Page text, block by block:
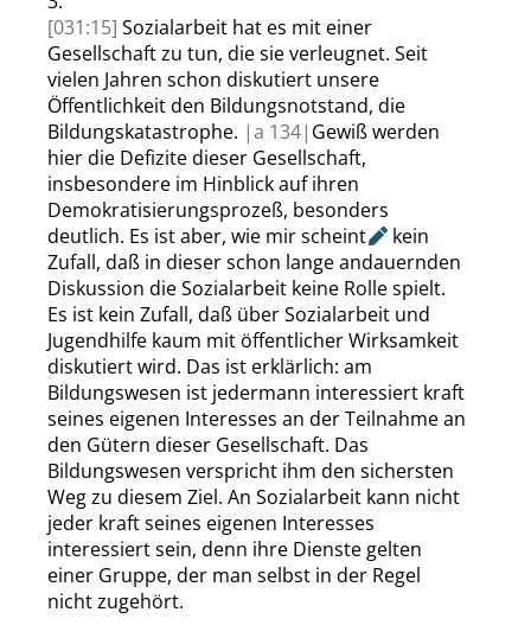
[031:15] Sozialarbeit hat es mit einer
Gesellschaft zu tun, die sie verleugnet. Seit
vielen Jahren schon diskutiert unsere
Öffentlichkeit den Bildungsnotstand, die
Bildungskatastrophe. |a 134| Gewiß werden
hier die Defizite dieser Gesellschaft,
insbesondere im Hinblick auf ihren
Demokratisierungsprozeß, besonders
deutlich. Es ist aber, wie mirscheint
kein
Zufall, daß in dieser schon lange andauernden
Diskussion die Sozialarbeit keine Rolle spielt.
Es ist kein Zufall, daß über Sozialarbeit und
Jugendhilfe kaum mit öffentlicher Wirksamkeit
diskutiert wird. Das ist erklärlich: am
Bildungswesen ist jedermann interessiert kraft
seines eigenen Interesses an der Teilnahme an
den Gütern dieser Gesellschaft. Das
Bildungswesen verspricht ihm den sichersten
Weg zu diesem Ziel. An Sozialarbeit kann nicht
jeder kraft seines eigenen Interesses
interessiert sein, denn ihre Dienste gelten
einer Gruppe, der man selbst in der Regel
nicht zugehört.